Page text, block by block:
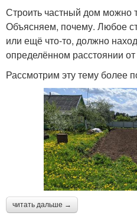
Строить частный дом можно
Объясняем, почему. Любое
или ещё что-то, должно
определённом расстоянии
Рассмотрим эту тему более
читать дальше →